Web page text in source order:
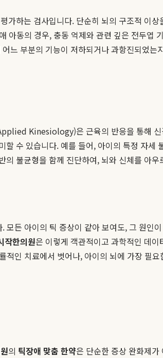
하는 검사입니다. 단순히 뇌의 구조적 이
동의 경우, 충동 억제와 관련 깊은 전두엽
느 부분의 기능이 저하되거나 과항진되었
Kinesiology)은 근육의 반응을 통해
수 있습니다. 예를 들어, 아이의 특정 자세
불균형을 함께 진단하여, 뇌와 신체를 아
든 아이의 틱 증상이 같아 보여도, 그 원인
작한의원은 이렇게 객관적이고 과학적인 데
인 치료에서 벗어나, 아이의 뇌에 가장 필
의 틱장애 맞춤 한약은 단순한 증상 완화제